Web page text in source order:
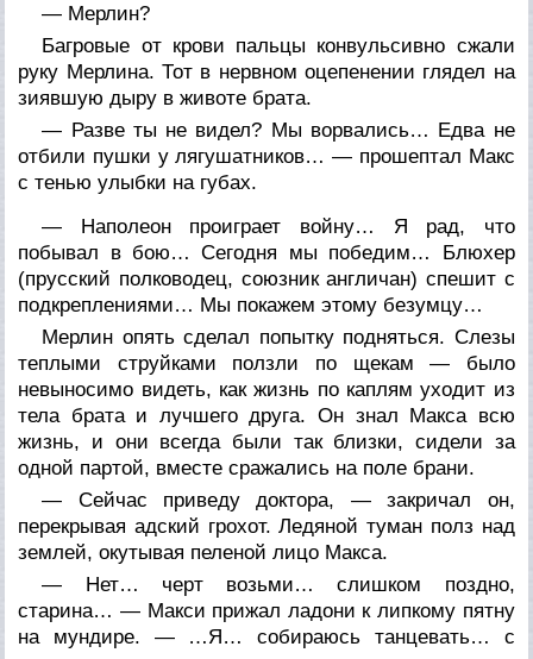
— Мерлин?
Багровые от крови пальцы конвульсивно сжали
руку Мерлина. Тот в нервном оцепенении глядел на
зиявшую дыру в животе брата.
— Разве ты не видел? Мы ворвались… Едва не
отбили пушки у лягушатников… — прошептал Макс
с тенью улыбки на губах.
— Наполеон проиграет войну… Я рад, что
побывал в бою… Сегодня мы победим… Блюхер
(прусский полководец, союзник англичан) спешит с
подкреплениями… Мы покажем этому безумцу…
Мерлин опять сделал попытку подняться. Слезы
теплыми струйками ползли по щекам — было
невыносимо видеть, как жизнь по каплям уходит из
тела брата и лучшего друга. Он знал Макса всю
жизнь, и они всегда были так близки, сидели за
одной партой, вместе сражались на поле брани.
— Сейчас приведу доктора, — закричал он,
перекрывая адский грохот. Ледяной туман полз над
землей, окутывая пеленой лицо Макса.
— Нет… черт возьми… слишком поздно,
старина… — Макси прижал ладони к липкому пятну
на мундире. — …Я… собираюсь танцевать… с